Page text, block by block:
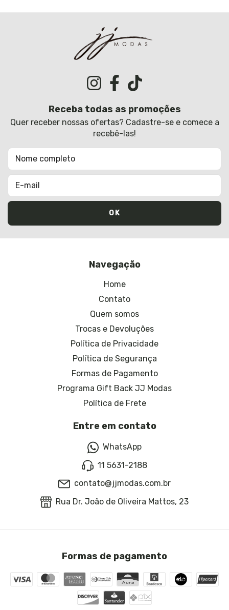
Receba todas as promoções
Quer receber nossas ofertas? Cadastre-se e comece a
recebê-las!
Navegação
Home
Contato
Quem somos
Trocas e Devoluções
Política de Privacidade
Política de Segurança
Formas de Pagamento
Programa Gift Back JJ Modas
Política de Frete
Entre em contato
WhatsApp
11 5631-2188
contato@jjmodas.com.br
Rua Dr. João de Oliveira Mattos, 23
Formas de pagamento